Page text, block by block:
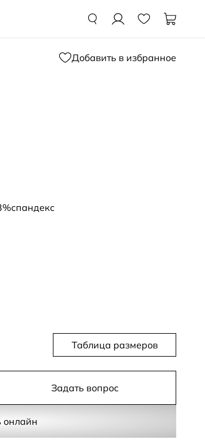
Добавить в избранное
Таблица размеров
Задать вопрос
онлайн